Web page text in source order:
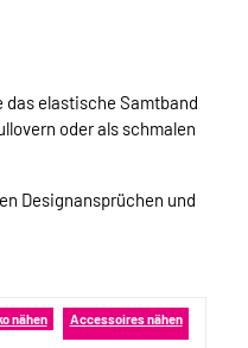
das elastische Samtband
oder als schmalen
Designansprüchen und
nähen Accessoires nähen